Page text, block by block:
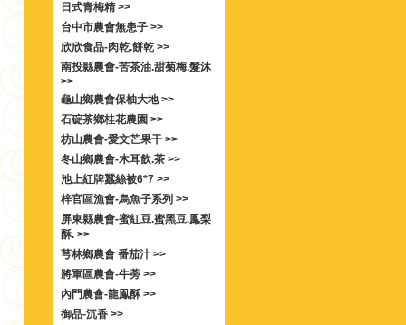
日式青梅精 >>
台中市農會無患子 >>
欣欣食品-肉乾.餅乾 >>
南投縣農會-苦茶油.甜菊梅.髮沐
>>
龜山鄉農會保柚大地 >>
石碇茶鄉桂花農園 >>
枋山農會-愛文芒果干 >>
冬山鄉農會-木耳飲.茶 >>
池上紅牌蠶絲被6*7 >>
梓官區漁會-烏魚子系列 >>
屏東縣農會-蜜紅豆.蜜黑豆.鳯梨
酥. >>
芎林鄉農會 番茄汁 >>
將軍區農會-牛蒡 >>
內門農會-龍鳯酥 >>
御品-沉香 >>